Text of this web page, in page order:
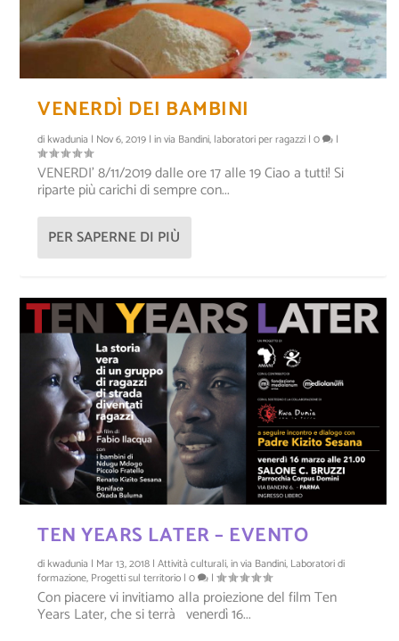
LA VENEZIA DI GHOLAM NAJAFI
KWA DUNÌA, LE CULTURE DEL
MAPPAMONDO
VENERDÌ DEI BAMBINI
di kwadunia | Nov 6, 2019 |in via Bandini, laboratori per ragazzi |0 |
VENERDI’ 8/11/2019 dalle ore 17 alle 19 Ciao a tutti! Si
riparte più carichi di sempre con...
PER SAPERNE DI PIÙ
TEN YEARS LATER – EVENTO
di kwadunia | Mar 13, 2018 |Attività culturali,in via Bandini, Laboratori di
formazione, Progetti sul territorio |0 |
Con piacere vi invitiamo alla proiezione del film Ten
Years Later, che si terrà ​ venerdì 16...